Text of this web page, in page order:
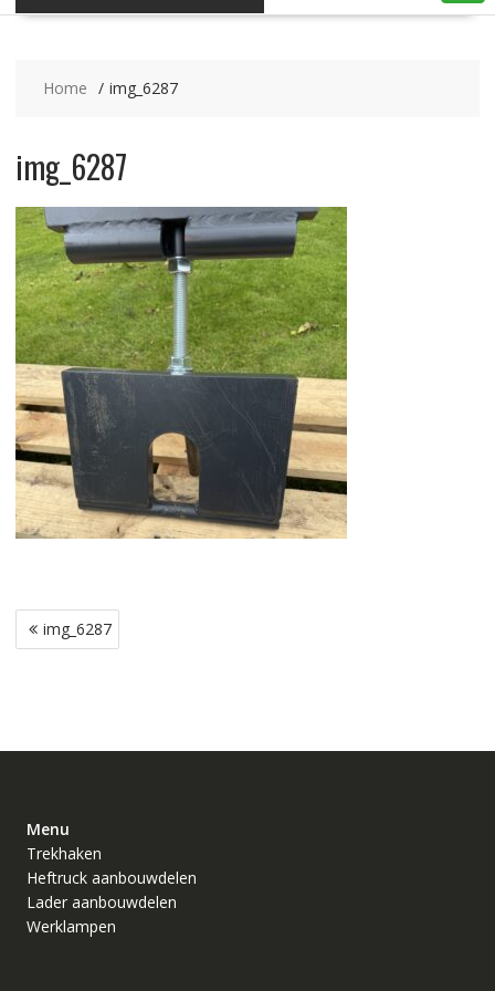
Home img_6287
img_6287
Bericht
navigatie
img_6287
Menu
Trekhaken
Heftruck aanbouwdelen
Lader aanbouwdelen
Werklampen